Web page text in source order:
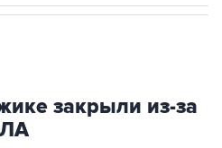
закрыли из-за
- Власти